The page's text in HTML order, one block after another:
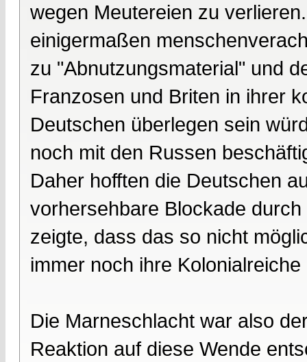
wegen Meutereien zu
einigermaßen
zu "Abnutzungsmaterial" und
Franzosen und Briten in ihrer
Deutschen überlegen sein
noch mit den Russen
Daher hofften die Deutschen
vorhersehbare Blockade
zeigte, dass das so nicht
immer noch ihre
Die Marneschlacht war also
Reaktion auf diese Wende